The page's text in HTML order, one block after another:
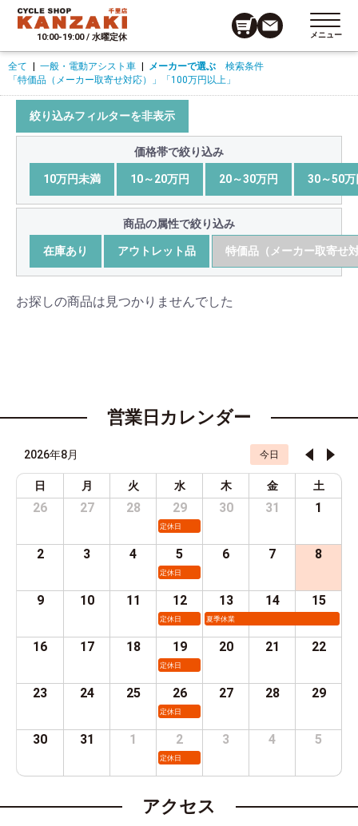
10:00-19:00 / 水曜定休 メニュー
全て 一般・電動アシスト車 メーカーで選ぶ 検索条件
「特価品（メーカー取寄せ対応）」
「100万円以上」
絞り込みフィルターを非表示
価格帯で絞り込み
10万円未満 10～20万円 20～30万円 30～50万
商品の属性で絞り込み
在庫あり アウトレット品 特価品（メーカー取寄せ
お探しの商品は見つかりませんでした
営業日カレンダー
2026年8月 今日
日 月 火 水 木 金 土
26 27 28 29
定休日
30 31 1
2 3 4 5
定休日
6 7 8
9 10 11 12
定休日
13
夏季休業
14 15
16 17 18 19
定休日
20 21 22
23 24 25 26
定休日
27 28 29
30 31 1 2
定休日
3 4 5
アクセス